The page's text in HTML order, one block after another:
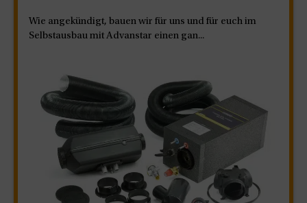
Wie angekündigt, bauen wir für uns und für euch im
Selbstausbau mit Advanstar einen gan...